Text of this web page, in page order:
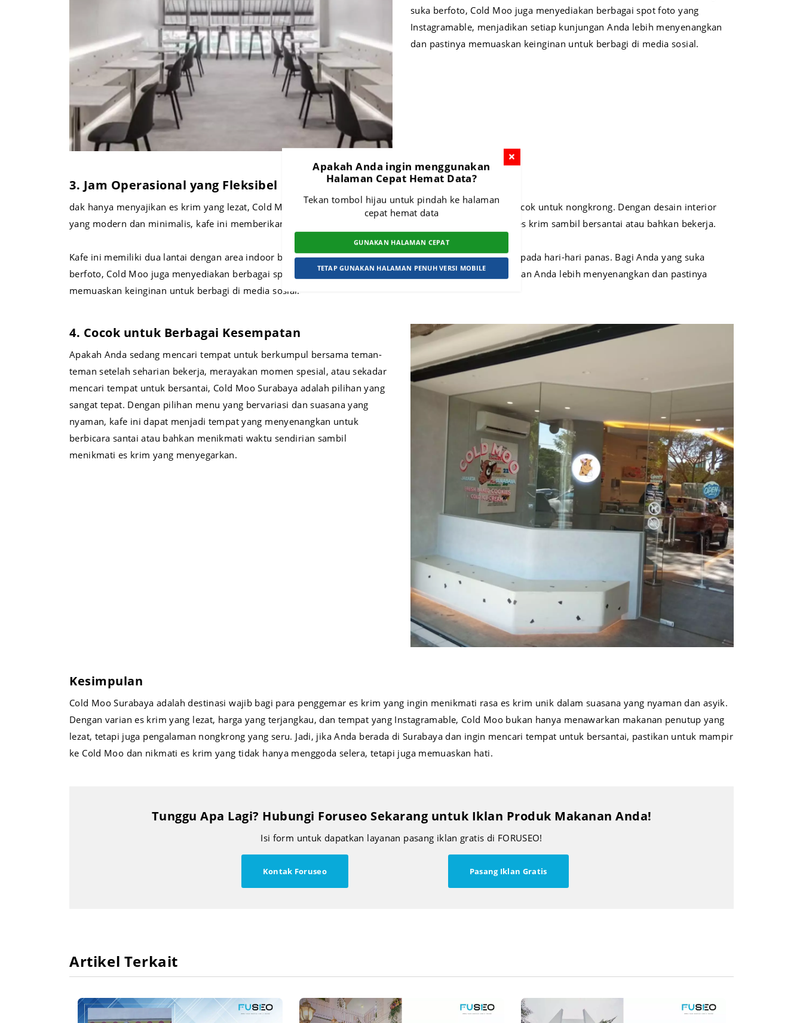
Apakah Anda ingin menggunakan
Halaman Cepat Hemat Data?
Tekan tombol hijau untuk pindah ke halaman
cepat hemat data
GUNAKAN HALAMAN CEPAT
TETAP GUNAKAN HALAMAN PENUH VERSI MOBILE
suka berfoto, Cold Moo juga menyediakan berbagai spot foto yang
Instagramable, menjadikan setiap kunjungan Anda lebih menyenangkan
dan pastinya memuaskan keinginan untuk berbagi di media sosial.
3. Jam Operasional yang Fleksibel
dak hanya menyajikan es krim yang lezat, Cold Moo Surabaya juga menawarkan suasana yang sangat cocok untuk nongkrong. Dengan desain interior
yang modern dan minimalis, kafe ini memberikan kenyamanan bagi pengunjung yang ingin menikmati es krim sambil bersantai atau bahkan bekerja.
Kafe ini memiliki dua lantai dengan area indoor ber-AC yang membuat suasana lebih nyaman, terutama pada hari-hari panas. Bagi Anda yang suka
berfoto, Cold Moo juga menyediakan berbagai spot foto yang Instagramable, menjadikan setiap kunjungan Anda lebih menyenangkan dan pastinya
memuaskan keinginan untuk berbagi di media sosial.
4. Cocok untuk Berbagai Kesempatan
Apakah Anda sedang mencari tempat untuk berkumpul bersama teman-
teman setelah seharian bekerja, merayakan momen spesial, atau sekadar
mencari tempat untuk bersantai, Cold Moo Surabaya adalah pilihan yang
sangat tepat. Dengan pilihan menu yang bervariasi dan suasana yang
nyaman, kafe ini dapat menjadi tempat yang menyenangkan untuk
berbicara santai atau bahkan menikmati waktu sendirian sambil
menikmati es krim yang menyegarkan.
Kesimpulan
Cold Moo Surabaya adalah destinasi wajib bagi para penggemar es krim yang ingin menikmati rasa es krim unik dalam suasana yang nyaman dan asyik.
Dengan varian es krim yang lezat, harga yang terjangkau, dan tempat yang Instagramable, Cold Moo bukan hanya menawarkan makanan penutup yang
lezat, tetapi juga pengalaman nongkrong yang seru. Jadi, jika Anda berada di Surabaya dan ingin mencari tempat untuk bersantai, pastikan untuk mampir
ke Cold Moo dan nikmati es krim yang tidak hanya menggoda selera, tetapi juga memuaskan hati.
Tunggu Apa Lagi? Hubungi Foruseo Sekarang untuk Iklan Produk Makanan Anda!
Isi form untuk dapatkan layanan pasang iklan gratis di FORUSEO!
Kontak Foruseo Pasang Iklan Gratis
Artikel Terkait